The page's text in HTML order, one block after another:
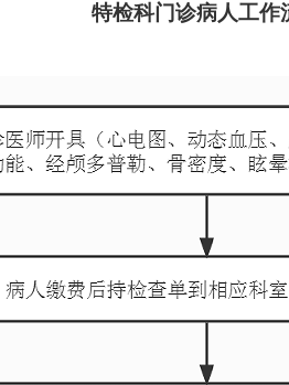
特检科门诊病人工作